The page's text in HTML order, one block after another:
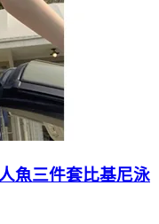
魚三件套比基尼泳